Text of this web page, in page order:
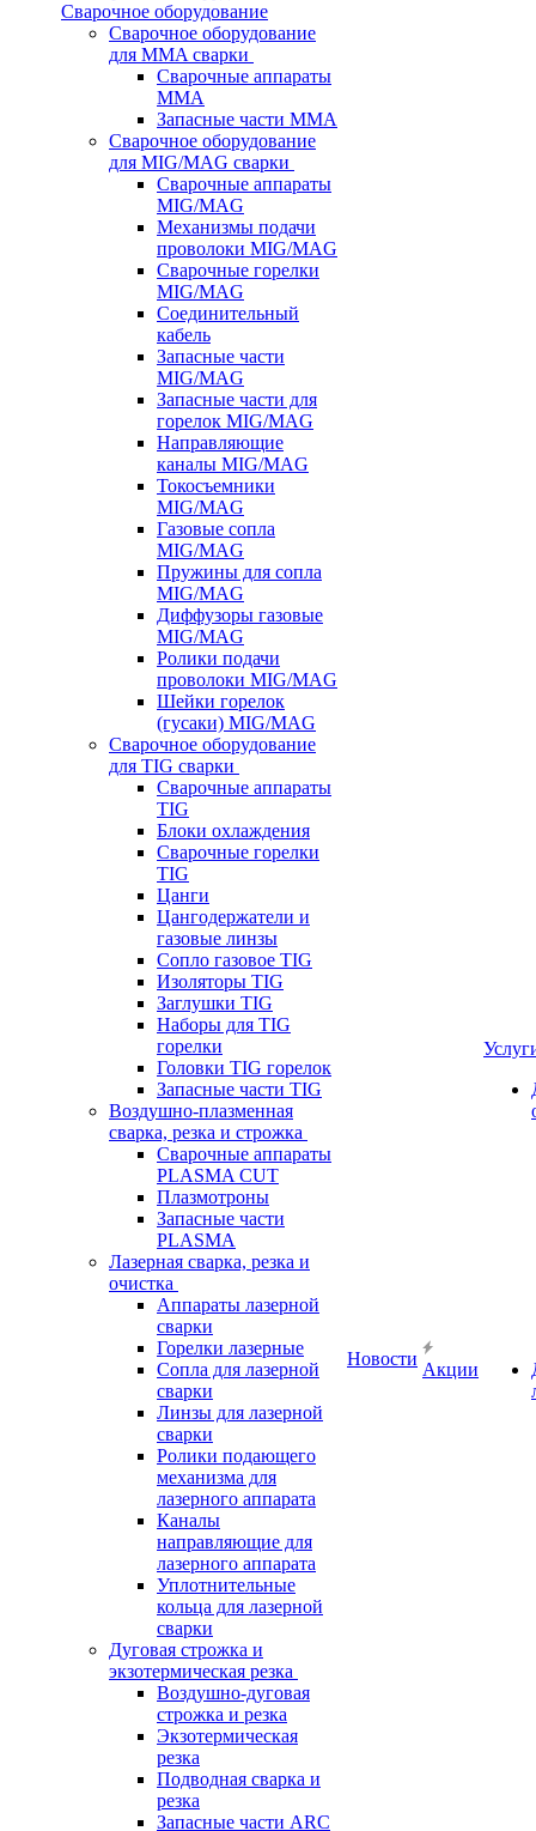
Сварочное оборудование
Сварочное оборудование
для MMA сварки
Сварочные аппараты
MMA
Запасные части MMA
Сварочное оборудование
для MIG/MAG сварки
Сварочные аппараты
MIG/MAG
Механизмы подачи
проволоки MIG/MAG
Сварочные горелки
MIG/MAG
Соединительный
кабель
Запасные части
MIG/MAG
Запасные части для
горелок MIG/MAG
Направляющие
каналы MIG/MAG
Токосъемники
MIG/MAG
Газовые сопла
MIG/MAG
Пружины для сопла
MIG/MAG
Диффузоры газовые
MIG/MAG
Ролики подачи
проволоки MIG/MAG
Шейки горелок
(гусаки) MIG/MAG
Сварочное оборудование
для TIG сварки
Сварочные аппараты
TIG
Блоки охлаждения
Сварочные горелки
TIG
Цанги
Цангодержатели и
газовые линзы
Сопло газовое TIG
Изоляторы TIG
Заглушки TIG
Наборы для TIG
горелки
Головки TIG горелок
Запасные части TIG
Воздушно-плазменная
сварка, резка и строжка
Сварочные аппараты
PLASMA CUT
Плазмотроны
Запасные части
PLASMA
Лазерная сварка, резка и
очистка
Аппараты лазерной
сварки
Горелки лазерные
Сопла для лазерной
сварки
Линзы для лазерной
сварки
Ролики подающего
механизма для
лазерного аппарата
Каналы
направляющие для
лазерного аппарата
Уплотнительные
кольца для лазерной
сварки
Дуговая строжка и
экзотермическая резка
Воздушно-дуговая
строжка и резка
Экзотермическая
резка
Подводная сварка и
резка
Запасные части ARC
Новости
Акции